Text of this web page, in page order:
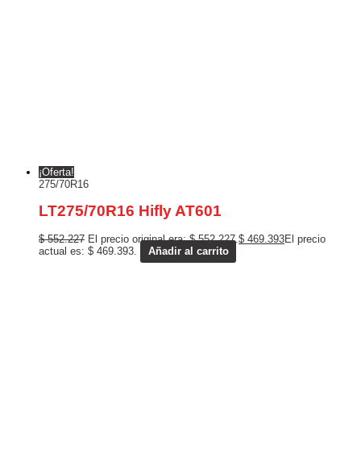
¡Oferta!
275/70R16
LT275/70R16 Hifly AT601
$552.227 El precio original era: $ 552.227.$ 469.393El precio
actual es: $ 469.393.
Añadir al carrito